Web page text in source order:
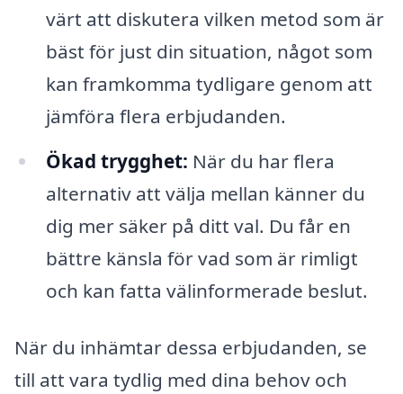
värt att diskutera vilken metod som är
bäst för just din situation, något som
kan framkomma tydligare genom att
jämföra flera erbjudanden.
Ökad trygghet: När du har flera
alternativ att välja mellan känner du
dig mer säker på ditt val. Du får en
bättre känsla för vad som är rimligt
och kan fatta välinformerade beslut.
När du inhämtar dessa erbjudanden, se
till att vara tydlig med dina behov och